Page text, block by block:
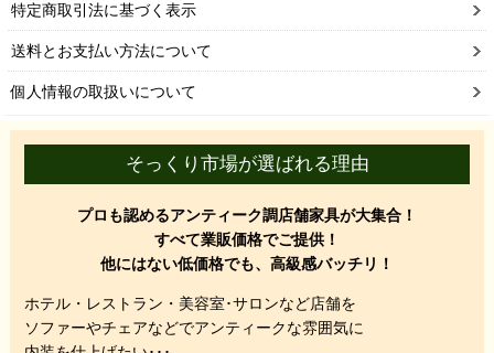
特定商取引法に基づく表示
送料とお支払い方法について
個人情報の取扱いについて
そっくり市場が選ばれる理由
プロも認めるアンティーク調店舗家具が大集合！
すべて業販価格でご提供！
他にはない低価格でも、高級感バッチリ！
ホテル・レストラン・美容室･サロンなど店舗を
ソファーやチェアなどでアンティークな雰囲気に